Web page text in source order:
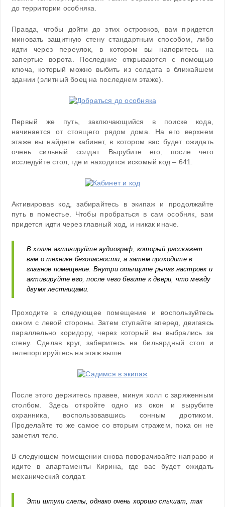
до территории особняка.
Правда, чтобы дойти до этих островков, вам придется
миновать защитную стену стандартным способом, либо
идти через переулок, в котором вы напоритесь на
запертые ворота. Последние открываются с помощью
ключа, который можно выбить из солдата в ближайшем
здании (элитный боец на последнем этаже).
Первый же путь, заключающийся в поиске кода,
начинается от стоящего рядом дома. На его верхнем
этаже вы найдете кабинет, в котором вас будет ожидать
очень сильный солдат. Вырубите его, после чего
исследуйте стол, где и находится искомый код – 641.
Активировав код, забирайтесь в экипаж и продолжайте
путь в поместье. Чтобы пробраться в сам особняк, вам
придется идти через главный ход, и никак иначе.
В холле активируйте аудиограф, который расскажет
вам о технике безопасности, а затем проходите в
главное помещение. Внутри отыщите рычаг настроек и
активируйте его, после чего бегите к двери, что между
двумя лестницами.
Проходите в следующее помещение и воспользуйтесь
окном с левой стороны. Затем ступайте вперед, двигаясь
параллельно коридору, через который вы выбрались за
стену. Сделав круг, заберитесь на бильярдный стол и
телепортируйтесь на этаж выше.
После этого держитесь правее, минуя холл с заряженным
столбом. Здесь откройте одно из окон и вырубите
охранника, воспользовавшись сонным дротиком.
Проделайте то же самое со вторым стражем, пока он не
заметил тело.
В следующем помещении снова поворачивайте направо и
идите в апартаменты Кирина, где вас будет ожидать
механический солдат.
Эти штуки слепы, однако очень хорошо слышат, так